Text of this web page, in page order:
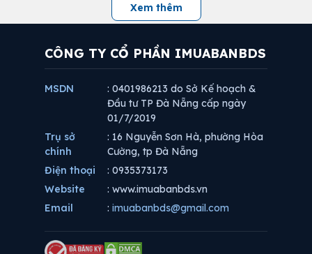
Xem thêm
CÔNG TY CỔ PHẦN IMUABANBDS
MSDN
: 0401986213 do Sở Kế hoạch &
Đầu tư TP Đà Nẵng cấp ngày
01/7/2019
Trụ sở
chính
: 16 Nguyễn Sơn Hà, phường Hòa
Cường, tp Đà Nẵng
Điện thoại
: 0935373173
Website
: www.imuabanbds.vn
Email
: imuabanbds@gmail.com